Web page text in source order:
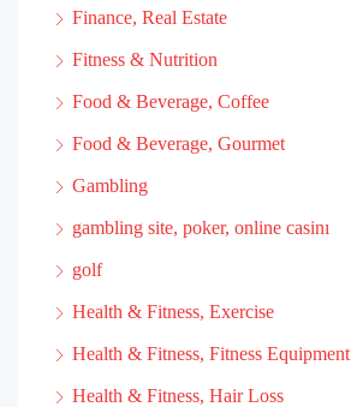
Finance, Real Estate
Fitness & Nutrition
Food & Beverage, Coffee
Food & Beverage, Gourmet
Gambling
gambling site, poker, online casinı
golf
Health & Fitness, Exercise
Health & Fitness, Fitness Equipment
Health & Fitness, Hair Loss